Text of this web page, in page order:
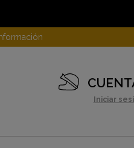
Iniciar